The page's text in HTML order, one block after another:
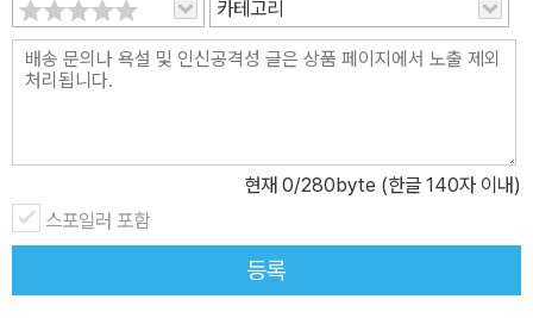
카테고리
현재 0/280byte (한글 140자 이내)
스포일러 포함
등록